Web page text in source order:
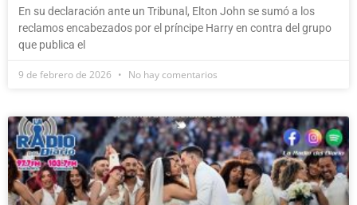
En su declaración ante un Tribunal, Elton John se sumó a los
reclamos encabezados por el príncipe Harry en contra del grupo
que publica el
9 de febrero de 2026 No hay comentarios